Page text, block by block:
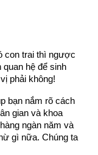
con trai thì ngược
quan hệ để sinh
phải không!
bạn nắm rõ cách
gian và khoa
ngàn năm và
gì nữa. Chúng ta